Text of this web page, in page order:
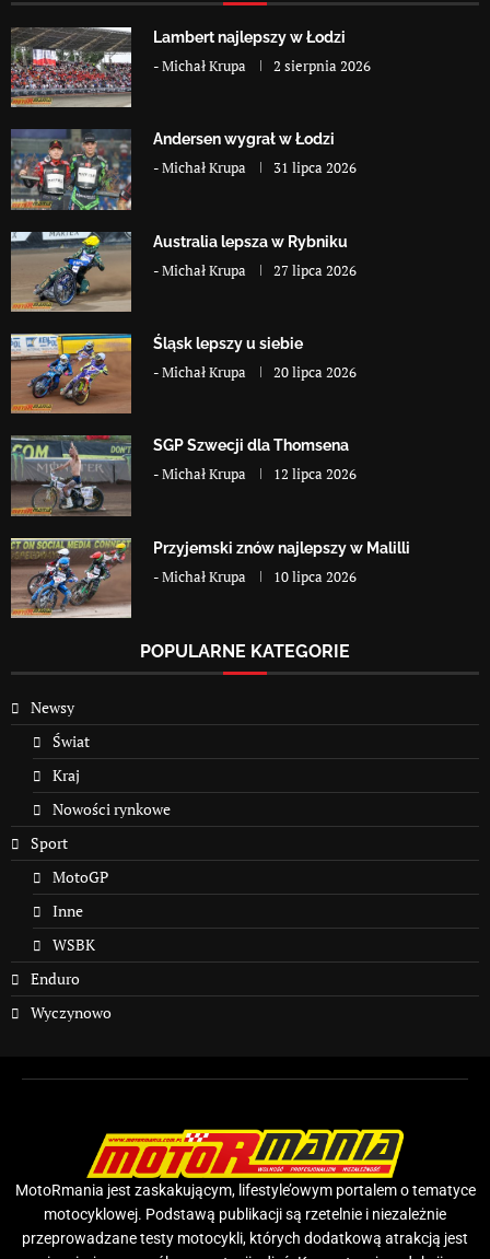
Lambert najlepszy w Łodzi
-Michał Krupa 2 sierpnia 2026
Andersen wygrał w Łodzi
-Michał Krupa 31 lipca 2026
Australia lepsza w Rybniku
-Michał Krupa 27 lipca 2026
Śląsk lepszy u siebie
-Michał Krupa 20 lipca 2026
SGP Szwecji dla Thomsena
-Michał Krupa 12 lipca 2026
Przyjemski znów najlepszy w Malilli
-Michał Krupa 10 lipca 2026
POPULARNE KATEGORIE
Newsy
Świat
Kraj
Nowości rynkowe
Sport
MotoGP
Inne
WSBK
Enduro
Wyczynowo
MotoRmania jest zaskakującym, lifestyle’owym portalem o tematyce
motocyklowej. Podstawą publikacji są rzetelnie i niezależnie
przeprowadzane testy motocykli, których dodatkową atrakcją jest